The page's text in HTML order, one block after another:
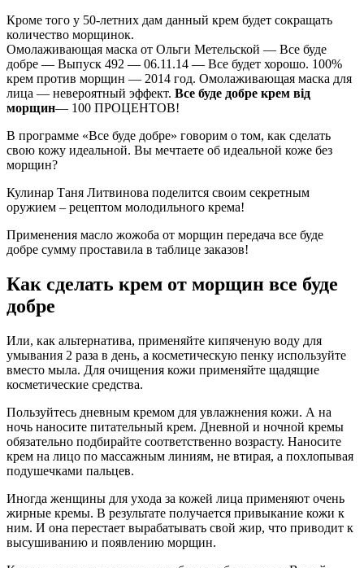
Кроме того у 50-летних дам данный крем будет сокращать
количество морщинок.
Омолаживающая маска от Ольги Метельской — Все буде
добре — Выпуск 492 — 06.11.14 — Все будет хорошо. 100%
крем против морщин — 2014 год. Омолаживающая маска для
лица — невероятный эффект. Все буде добре крем від
морщин— 100 ПРОЦЕНТОВ!
В программе «Все буде добре» говорим о том, как сделать
свою кожу идеальной. Вы мечтаете об идеальной коже без
морщин?
Кулинар Таня Литвинова поделится своим секретным
оружием – рецептом молодильного крема!
Применения масло жожоба от морщин передача все буде
добре сумму проставила в таблице заказов!
Как сделать крем от морщин все буде
добре
Или, как альтернатива, применяйте кипяченую воду для
умывания 2 раза в день, а косметическую пенку используйте
вместо мыла. Для очищения кожи применяйте щадящие
косметические средства.
Пользуйтесь дневным кремом для увлажнения кожи. А на
ночь наносите питательный крем. Дневной и ночной кремы
обязательно подбирайте соответственно возрасту. Наносите
крем на лицо по массажным линиям, не втирая, а похлопывая
подушечками пальцев.
Иногда женщины для ухода за кожей лица применяют очень
жирные кремы. В результате получается привыкание кожи к
ним. И она перестает вырабатывать свой жир, что приводит к
высушиванию и появлению морщин.